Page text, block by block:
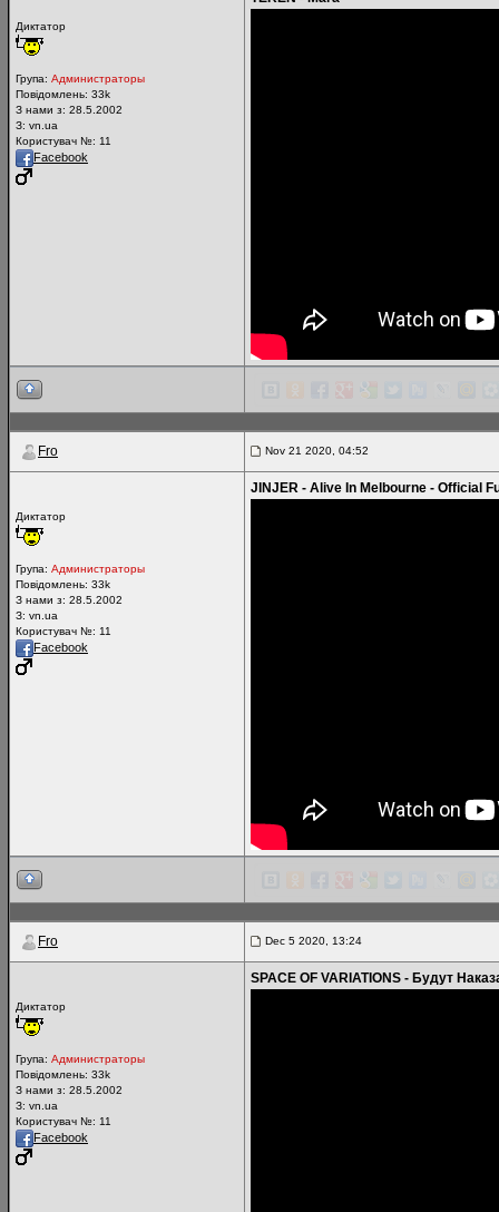
Диктатор
Група: Администраторы
Повідомлень: 33k
З нами з: 28.5.2002
З: vn.ua
Користувач №: 11
Facebook
Fro Nov 21 2020, 04:52
Диктатор
Група: Администраторы
Повідомлень: 33k
З нами з: 28.5.2002
З: vn.ua
Користувач №: 11
Facebook
JINJER - Alive In Melbourne - Official
Fro Dec 5 2020, 13:24
Диктатор
Група: Администраторы
Повідомлень: 33k
З нами з: 28.5.2002
З: vn.ua
Користувач №: 11
Facebook
SPACE OF VARIATIONS - Будут